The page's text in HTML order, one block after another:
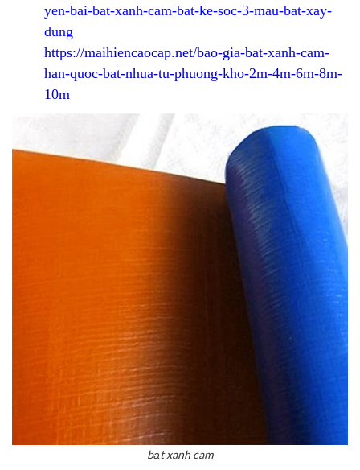
yen-bai-bat-xanh-cam-bat-ke-soc-3-mau-bat-xay-
dung
https://maihiencaocap.net/bao-gia-bat-xanh-cam-
han-quoc-bat-nhua-tu-phuong-kho-2m-4m-6m-8m-
10m
bạt xanh cam